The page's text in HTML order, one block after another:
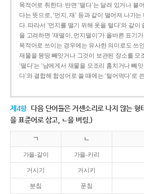
목적어로 취한다. 반면 ‘떨다’는 달려 있거나 붙
다는 뜻으로, ‘먼지, 재’ 등과 같이 떨어져 나가
다. 따라서 ‘먼지를 떨기 위해 옷을 털다’와 같이
을 고려하면 ‘재떨이, 먼지떨이’가 올바른 표기가
목적어로 쓰이는 경우에는 유사한 의미로도 쓰인
재물을 몽땅 빼앗거나 그것이 보관된 장소를 모
‘떨다’는 ‘남에게서 재물을 모조리 훔치거나 빼앗
다’와 결합해 합성어로 쓸 때에는 ‘털어먹다’로
제4항 다음 단어들은 거센소리로 나지 않는 형
을 표준어로 삼고, ㄴ을 버림.)
ㄱ ㄴ
가을-갈이 가을-카리
거시기 거시키
분침 푼침